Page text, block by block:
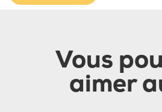
Vous
aimer